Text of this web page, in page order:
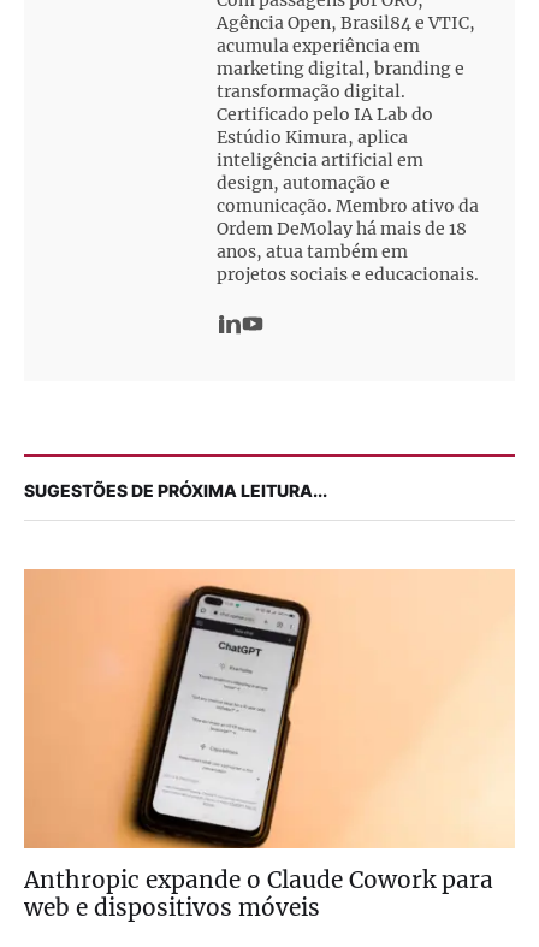
Agência Open, Brasil84 e VTIC,
acumula experiência em
marketing digital, branding e
transformação digital.
Certificado pelo IA Lab do
Estúdio Kimura, aplica
inteligência artificial em
design, automação e
comunicação. Membro ativo da
Ordem DeMolay há mais de 18
anos, atua também em
projetos sociais e educacionais.
SUGESTÕES DE PRÓXIMA LEITURA...
Anthropic expande o Claude Cowork para
web e dispositivos móveis